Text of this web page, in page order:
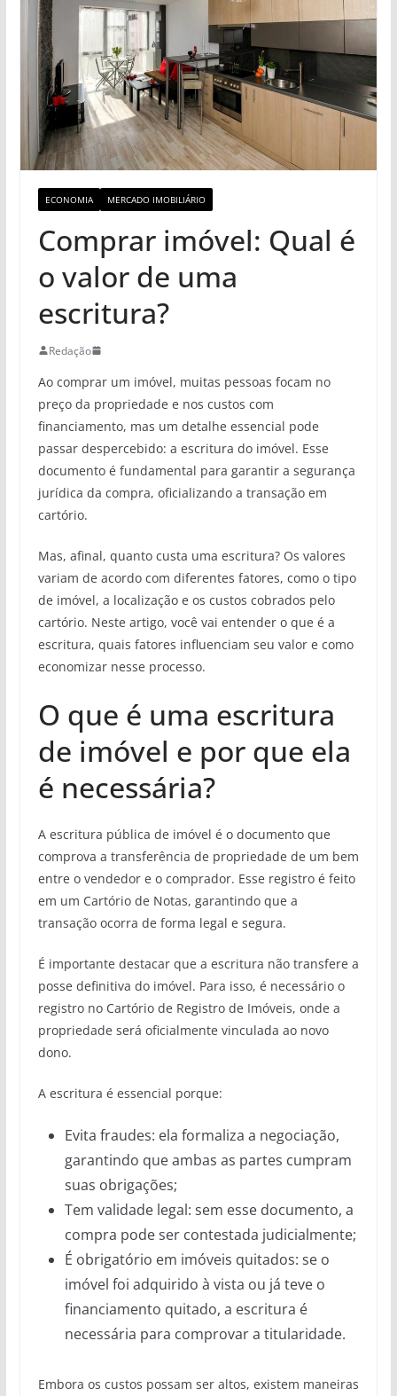
ECONOMIA MERCADO IMOBILIÁRIO
Comprar imóvel: Qual é
o valor de uma
escritura?
Redação
Ao comprar um imóvel, muitas pessoas focam no
preço da propriedade e nos custos com
financiamento, mas um detalhe essencial pode
passar despercebido: a escritura do imóvel. Esse
documento é fundamental para garantir a segurança
jurídica da compra, oficializando a transação em
cartório.
Mas, afinal, quanto custa uma escritura? Os valores
variam de acordo com diferentes fatores, como o tipo
de imóvel, a localização e os custos cobrados pelo
cartório. Neste artigo, você vai entender o que é a
escritura, quais fatores influenciam seu valor e como
economizar nesse processo.
O que é uma escritura
de imóvel e por que ela
é necessária?
A escritura pública de imóvel é o documento que
comprova a transferência de propriedade de um bem
entre o vendedor e o comprador. Esse registro é feito
em um Cartório de Notas, garantindo que a
transação ocorra de forma legal e segura.
É importante destacar que a escritura não transfere a
posse definitiva do imóvel. Para isso, é necessário o
registro no Cartório de Registro de Imóveis, onde a
propriedade será oficialmente vinculada ao novo
dono.
A escritura é essencial porque:
Evita fraudes: ela formaliza a negociação,
garantindo que ambas as partes cumpram
suas obrigações;
Tem validade legal: sem esse documento, a
compra pode ser contestada judicialmente;
É obrigatório em imóveis quitados: se o
imóvel foi adquirido à vista ou já teve o
financiamento quitado, a escritura é
necessária para comprovar a titularidade.
Embora os custos possam ser altos, existem maneiras